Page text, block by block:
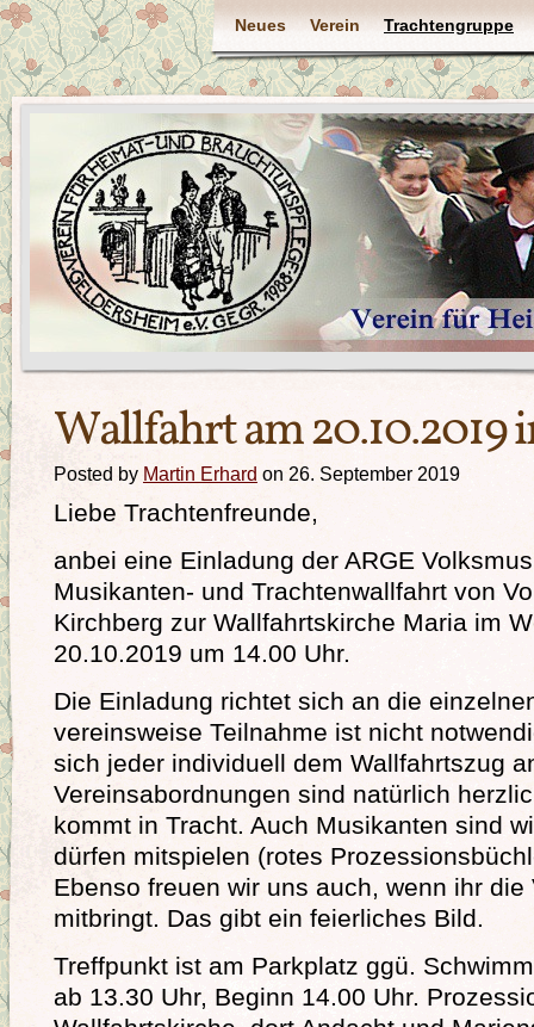
Neues Verein Trachtengruppe
Wallfahrt am 20.10.2019
Posted by Martin Erhard on 26. September 2019
Liebe Trachtenfreunde,
anbei eine Einladung der ARGE
Musikanten- und Trachtenwallfahrt von
Kirchberg zur Wallfahrtskirche Maria im
20.10.2019 um 14.00 Uhr.
Die Einladung richtet sich an die
vereinsweise Teilnahme ist nicht
sich jeder individuell dem Wallfahrtszug
Vereinsabordnungen sind natürlich
kommt in Tracht. Auch Musikanten sind
dürfen mitspielen (rotes
Ebenso freuen wir uns auch, wenn ihr die
mitbringt. Das gibt ein feierliches Bild.
Treffpunkt ist am Parkplatz ggü.
ab 13.30 Uhr, Beginn 14.00 Uhr.